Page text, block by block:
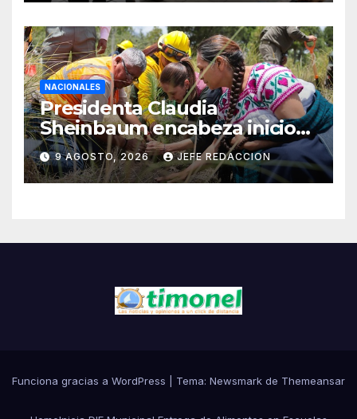
NACIONALES
Presidenta Claudia
Sheinbaum encabeza inicio
de la Jornada Nacional de
Reforestación 2026
9 AGOSTO, 2026 JEFE REDACCION
Funciona gracias a WordPress Tema: Newsmark de Themeansar